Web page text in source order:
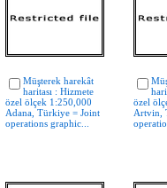
Müşterek harekât
haritası : Hizmete
özel ölçek 1:250,000
Adana, Türkiye = Joint
operations graphic...
özel
Artvin,